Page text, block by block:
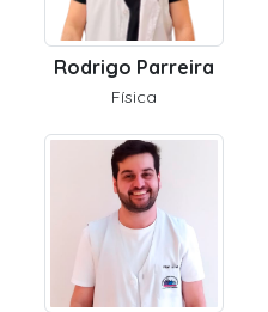
Rodrigo Parreira
Física